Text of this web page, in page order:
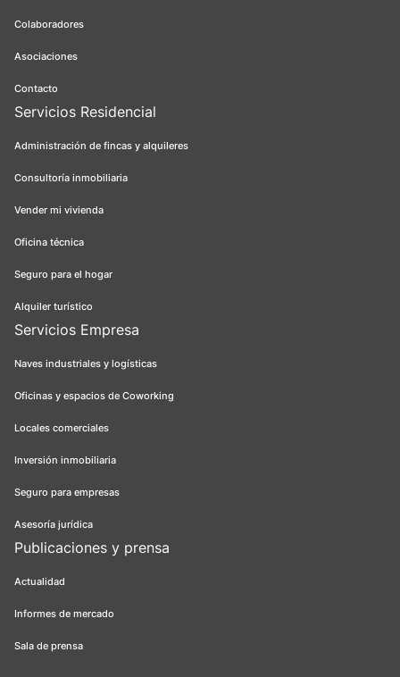
Colaboradores
Asociaciones
Contacto
Servicios Residencial
Administración de fincas y alquileres
Consultoría inmobiliaria
Vender mi vivienda
Oficina técnica
Seguro para el hogar
Alquiler turístico
Servicios Empresa
Naves industriales y logísticas
Oficinas y espacios de Coworking
Locales comerciales
Inversión inmobiliaria
Seguro para empresas
Asesoría jurídica
Publicaciones y prensa
Actualidad
Informes de mercado
Sala de prensa